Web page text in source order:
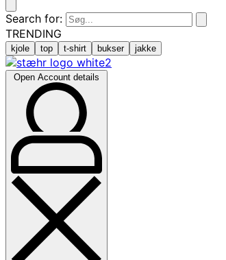
Search for:
TRENDING
kjole top t-shirt bukser jakke
Open Account details